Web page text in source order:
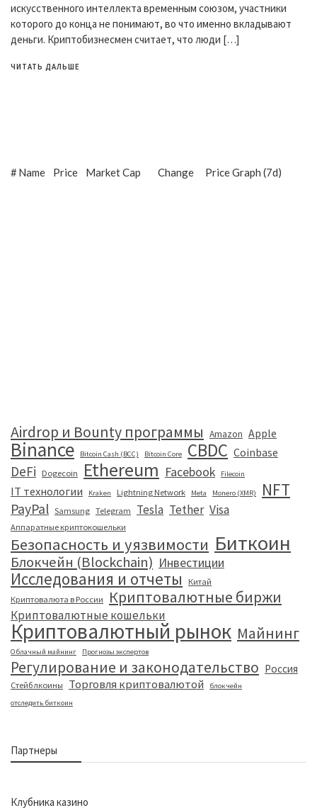
искусственного интеллекта временным союзом, участники
которого до конца не понимают, во что именно вкладывают
деньги. Криптобизнесмен считает, что люди […]
ЧИТАТЬ ДАЛЬШЕ
#Name Price Market Cap Change Price Graph (7d)
Airdrop и Bounty программы Amazon Apple
Binance Bitcoin Cash (BCC) Bitcoin Core CBDC Coinbase
DeFi Dogecoin Ethereum Facebook Filecoin
IT технологии Kraken Lightning Network Meta Monero (XMR) NFT
PayPal Samsung Telegram Tesla Tether Visa
Аппаратные криптокошельки
Безопасность и уязвимости Биткоин
Блокчейн (Blockchain) Инвестиции
Исследования и отчеты
Китай
Криптовалюта в России
Криптовалютные биржи
Криптовалютные кошельки
Криптовалютный рынок Майнинг
Облачный майнинг Прогнозы экспертов
Регулирование и законодательство Россия
Стейблкоины Торговля криптовалютой
блокчейн
отследить биткоин
Партнеры
Клубника казино